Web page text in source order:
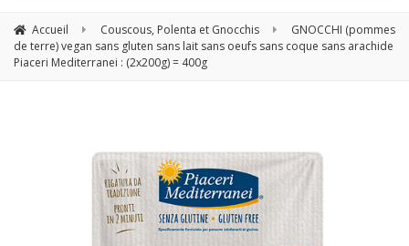
Accueil Couscous, Polenta et Gnocchis
GNOCCHI (pommes
de terre) vegan sans gluten sans lait sans oeufs sans coque sans arachide
Piaceri Mediterranei : (2x200g) = 400g